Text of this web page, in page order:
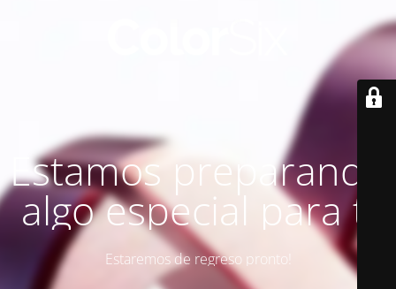
Estamos preparando
algo especial para ti
Estaremos de regreso pronto!